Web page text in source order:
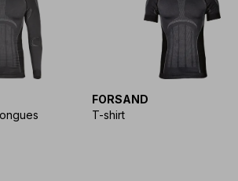
FORSAND
T-shirt